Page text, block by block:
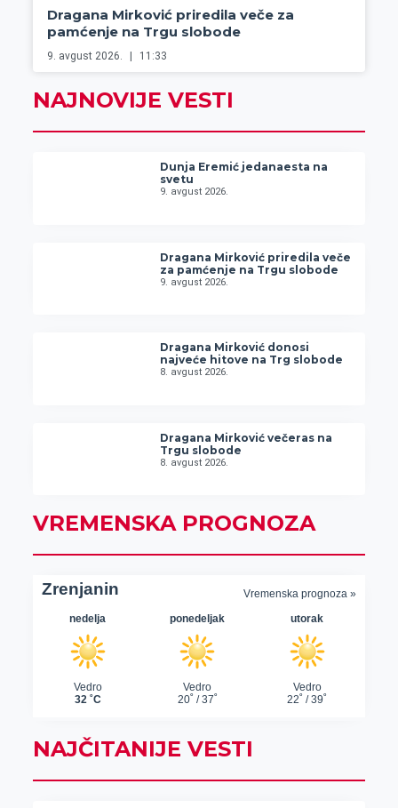
Dragana Mirković priredila veče za
pamćenje na Trgu slobode
9. avgust 2026. 11:33
NAJNOVIJE VESTI
Dunja Eremić jedanaesta na
svetu
9. avgust 2026.
Dragana Mirković priredila veče
za pamćenje na Trgu slobode
9. avgust 2026.
Dragana Mirković donosi
najveće hitove na Trg slobode
8. avgust 2026.
Dragana Mirković večeras na
Trgu slobode
8. avgust 2026.
VREMENSKA PROGNOZA
NAJČITANIJE VESTI